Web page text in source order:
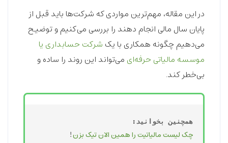
در این مقاله، مهم‌ترین مواردی که شرکت‌ها باید قبل از
پایان سال مالی انجام دهند را بررسی می‌کنیم و توضیح
می‌دهیم چگونه همکاری با یک شرکت حسابداری یا
موسسه مالیاتی حرفه‌ای می‌تواند این روند را ساده و
بی‌خطر کند.
همچنین بخوانید:
چک لیست مالیاتیت را همین الان تیک بزن!